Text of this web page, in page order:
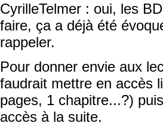
CyrilleTelmer : oui, les
faire, ça a déjà été
rappeler.
Pour donner envie aux
faudrait mettre en accès
pages, 1 chapitre...?)
accès à la suite.